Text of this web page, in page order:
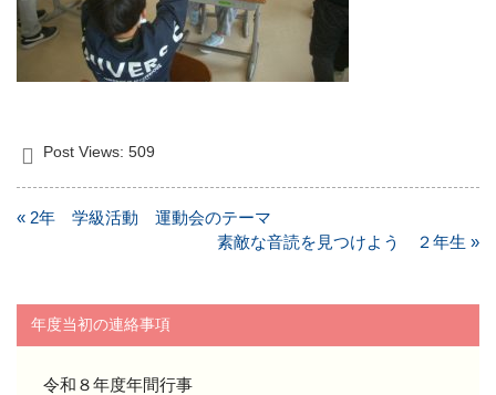
Post Views: 509
投
« 2年 学級活動 運動会のテーマ
素敵な音読を見つけよう ２年生 »
年度当初の連絡事項
令和８年度年間行事